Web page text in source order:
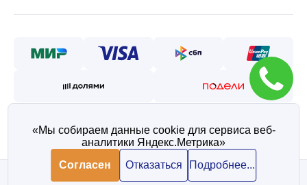
1 196 ₽/ шт В корзину
1 196 ₽/ шт В корзину
©2026 — Таврос интернет
магазин металлопроката
Политика конфиденциальности
Согласие на обработку персональных данных
«Мы собираем данные cookie для сервиса веб-
аналитики Яндекс.Метрика»
Согласен
Отказаться Подробнее...